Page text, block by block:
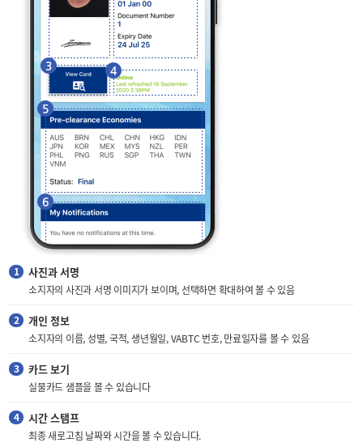
사진과 서명
소지자의 사진과 서명 이미지가 보이며, 선택하면 확대하여 볼 수 있음
개인 정보
소지자의 이름, 성별, 국적, 생년월일, VABTC 번호, 만료일자를 볼 수 있음
카드 보기
실물카드 샘플을 볼 수 있습니다
시간 스탬프
최종 새로고침 날짜와 시간을 볼 수 있습니다.